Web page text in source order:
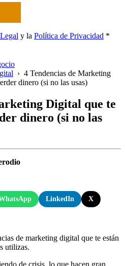
y la Política de Privacidad *
› 4 Tendencias de Marketing
dinero (si no las usas)
Digital que te
dinero (si no las
LinkedIn X
de marketing digital que te están
utilizas.
de crisis, lo que hacen gran